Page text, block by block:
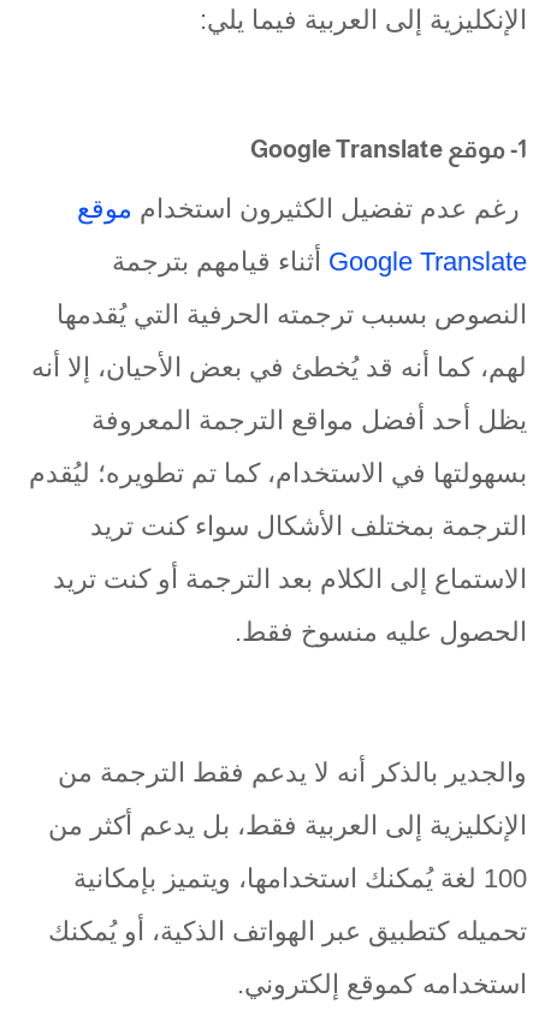
الإنكليزية إلى العربية فيما يلي:
رغم عدم تفضيل الكثيرون استخدامموقع
Google Translateأثناء قيامهم بترجمة
النصوص بسبب ترجمته الحرفية التي يُقدمها
لهم، كما أنه قد يُخطئ في بعض الأحيان، إلا أنه
يظل أحد أفضل مواقع الترجمة المعروفة
بسهولتها في الاستخدام، كما تم تطويره؛ ليُقدم
الترجمة بمختلف الأشكال سواء كنت تريد
الاستماع إلى الكلام بعد الترجمة أو كنت تريد
الحصول عليه منسوخ فقط.
والجدير بالذكر أنه لا يدعم فقط الترجمة من
الإنكليزية إلى العربية فقط، بل يدعم أكثر من
100 لغة يُمكنك استخدامها، ويتميز بإمكانية
تحميله كتطبيق عبر الهواتف الذكية، أو يُمكنك
استخدامه كموقع إلكتروني.